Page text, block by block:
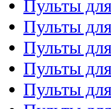
Пульты
Пульты
Пульты
Пульты
Пульты